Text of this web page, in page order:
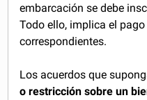
embarcación se debe
Todo ello, implica el
correspondientes.
Los acuerdos que
o restricción sobre un